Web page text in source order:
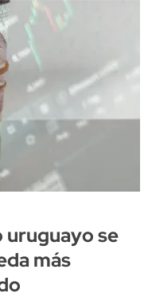
uruguayo se
más